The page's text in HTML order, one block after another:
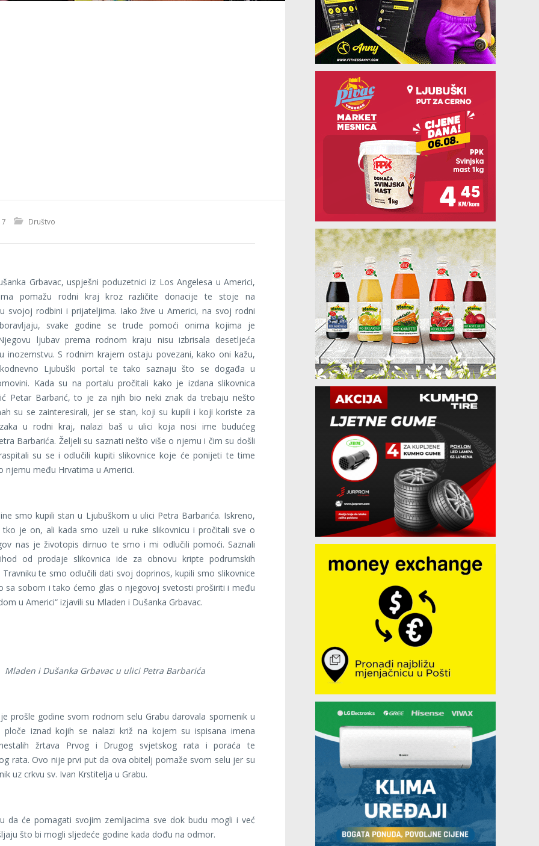
Društvo
Grbavac, uspješni poduzetnici iz Los Angelesa u Americi,
pomažu rodni kraj kroz različite donacije te stoje na
svojoj rodbini i prijateljima. Iako žive u Americi, na svoj rodni
svake godine se trude pomoći onima kojima je
ljubav prema rodnom kraju nisu izbrisala desetljeća
inozemstvu. S rodnim krajem ostaju povezani, kako oni kažu,
Ljubuški portal te tako saznaju što se događa u
Kada su na portalu pročitali kako je izdana slikovnica
Petar Barbarić, to je za njih bio neki znak da trebaju nešto
su se zainteresirali, jer se stan, koji su kupili i koji koriste za
u rodni kraj, nalazi baš u ulici koja nosi ime budućeg
Barbarića. Željeli su saznati nešto više o njemu i čim su došli
su se i odlučili kupiti slikovnice koje će ponijeti te time
njemu među Hrvatima u Americi.
smo kupili stan u Ljubuškom u ulici Petra Barbarića. Iskreno,
tko je on, ali kada smo uzeli u ruke slikovnicu i pročitali sve o
nas je životopis dirnuo te smo i mi odlučili pomoći. Saznali
od prodaje slikovnica ide za obnovu kripte podrumskih
te smo odlučili dati svoj doprinos, kupili smo slikovnice
sa sobom i tako ćemo glas o njegovoj svetosti proširiti i među
u Americi“ izjavili su Mladen i Dušanka Grbavac.
Mladen i Dušanka Grbavac u ulici Petra Barbarića
prošle godine svom rodnom selu Grabu darovala spomenik u
ploče iznad kojih se nalazi križ na kojem su ispisana imena
žrtava Prvog i Drugog svjetskog rata i poraća te
rata. Ovo nije prvi put da ova obitelj pomaže svom selu jer su
uz crkvu sv. Ivan Krstitelja u Grabu.
da će pomagati svojim zemljacima sve dok budu mogli i već
što bi mogli sljedeće godine kada dođu na odmor.